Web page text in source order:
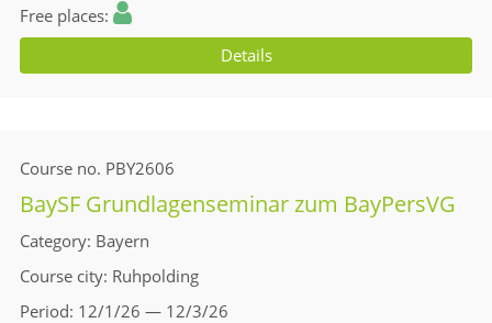
Free places
Details
Course no. PBY2606
BaySF Grundlagenseminar zum BayPersVG
Category Bayern
Course city Ruhpolding
Period 12/1/26 — 12/3/26